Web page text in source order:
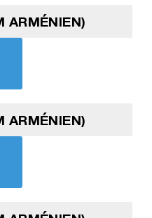
ARMÉNIEN)
ARMÉNIEN)